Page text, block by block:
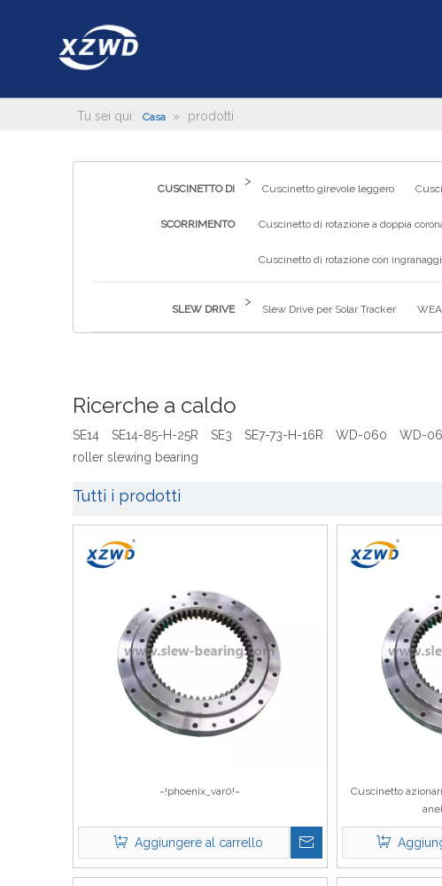
Tu sei qui: Casa » prodotti
CUSCINETTO DI
SCORRIMENTO
>
Cuscinetto girevole leggero
Cuscinetto di rotazione a doppia
Cuscinetto di rotazione con
SLEW DRIVE
>
Slew Drive per Solar Tracker
Ricerche a caldo
SE14 SE14-85-H-25R SE3 SE7-73-H-16R WD-060 WD-
roller slewing bearing
Tutti i prodotti
~!phoenix_var0!~
Aggiungere al carrello
Cuscinetto